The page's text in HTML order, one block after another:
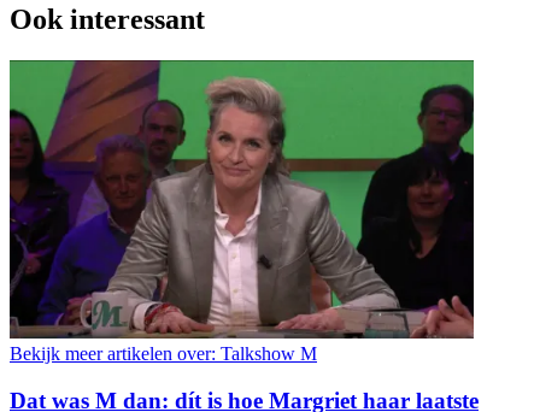
Ook interessant
Bekijk meer artikelen over: Talkshow M
Dat was M dan: dít is hoe Margriet haar laatste